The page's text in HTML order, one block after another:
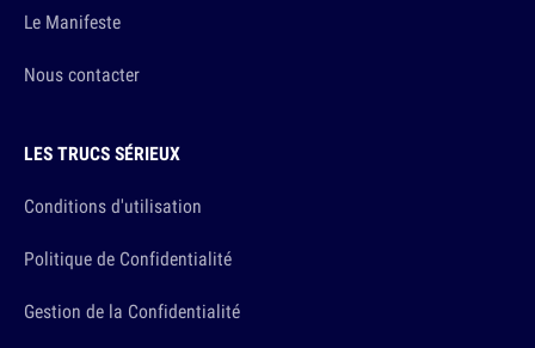
Le Manifeste
Nous contacter
LES TRUCS SÉRIEUX
Conditions d'utilisation
Politique de Confidentialité
Gestion de la Confidentialité